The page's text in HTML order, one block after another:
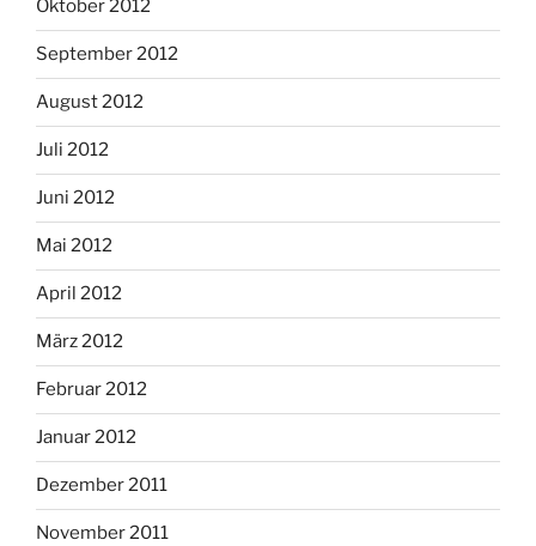
Oktober 2012
September 2012
August 2012
Juli 2012
Juni 2012
Mai 2012
April 2012
März 2012
Februar 2012
Januar 2012
Dezember 2011
November 2011